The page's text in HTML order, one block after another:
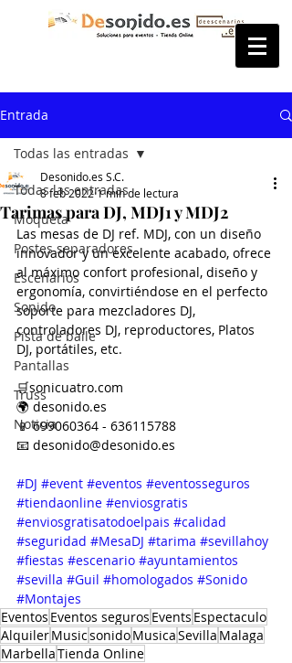
Entrada
Todas las entradas
Moqueta
Postes separadores
Escenarios
Sonido
Pista de baile
Pantallas
Truss
Noticia
Todas las entradas
Tarimas para DJ, MDJ1 y MDJ2
Desonido.es S.C.
8 feb 20221 min de lectura
Las mesas de DJ ref. MDJ, con un diseño
innovador y un excelente acabado, ofrece
al máximo confort profesional, diseño y
ergonomía, convirtiéndose en el perfecto
soporte para mezcladores DJ,
controladores DJ, reproductores, Platos
DJ, portátiles, etc.
🛒sonicuatro.com
🌍 desonido.es
📱 699060364 - 636115788
📧 desonido@desonido.es
#DJ #event #eventos #eventosseguros
#tiendaonline #enviosgratis
#enviosgratisatodoelpais #calidad
#seguridad #MesaDJ #tarima #sevillahoy
#fiestas #escenario #ayuntamientos
#sevilla #Guil #homologados #Sonido
#Montajes
Eventos Eventos seguros Events Espectaculo
AlquilerMusicsonidoMusicaSevilla Malaga
MarbellaTienda Online